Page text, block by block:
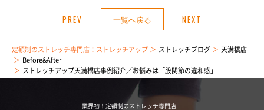
PREV 一覧へ戻る NEXT
定額制のストレッチ専門店！ストレッチアップ ストレッチブログ
天満橋店
Before&After
ストレッチアップ天満橋店事例紹介／お悩みは「股関節の違和感」
業界初！定額制のストレッチ専門店